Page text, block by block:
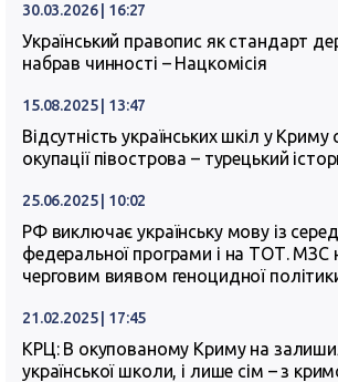
30.03.2026 | 16:27
Український правопис як стандарт
набрав чинності – Нацкомісія
15.08.2025 | 13:47
Відсутність українських шкіл у Криму
окупації півострова – турецький
25.06.2025 | 10:02
РФ виключає українську мову із
федеральної програми і на ТОТ. МЗС
черговим виявом геноцидної
21.02.2025 | 17:45
КРЦ: В окупованому Криму на
української школи, і лише сім – з